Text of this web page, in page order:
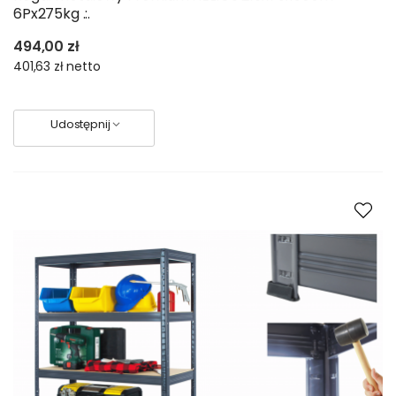
6Px275kg .:.
494,00 zł
401,63 złnetto
Udostępnij